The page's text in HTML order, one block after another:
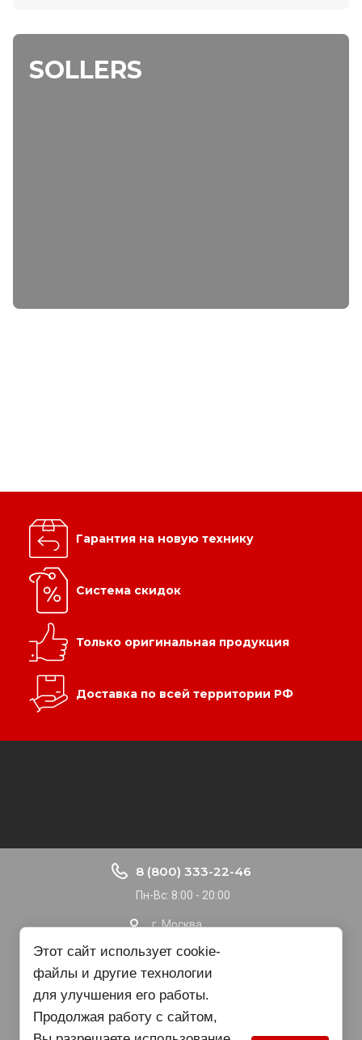
SOLLERS
Гарантия на новую технику
Система скидок
Только оригинальная продукция
Доставка по всей территории РФ
Copyright © 2015 - 2025
8 (800) 333-22-46
Пн-Вс: 8:00 - 20:00
г. Москва
Этот сайт использует cookie-
файлы и другие технологии
для улучшения его работы.
Продолжая работу с сайтом,